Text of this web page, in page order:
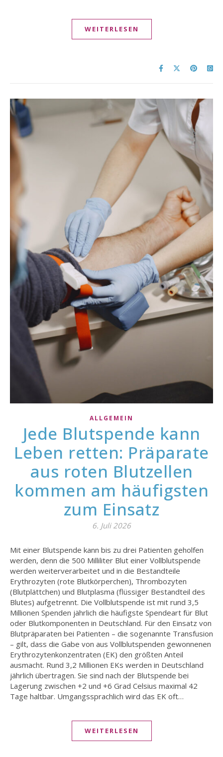
WEITERLESEN
ALLGEMEIN
Jede Blutspende kann
Leben retten: Präparate
aus roten Blutzellen
kommen am häufigsten
zum Einsatz
6. Juli 2026
Mit einer Blutspende kann bis zu drei Patienten geholfen
werden, denn die 500 Milliliter Blut einer Vollblutspende
werden weiterverarbeitet und in die Bestandteile
Erythrozyten (rote Blutkörperchen), Thrombozyten
(Blutplättchen) und Blutplasma (flüssiger Bestandteil des
Blutes) aufgetrennt. Die Vollblutspende ist mit rund 3,5
Millionen Spenden jährlich die häufigste Spendeart für Blut
oder Blutkomponenten in Deutschland. Für den Einsatz von
Blutpräparaten bei Patienten – die sogenannte Transfusion
– gilt, dass die Gabe von aus Vollblutspenden gewonnenen
Erythrozytenkonzentraten (EK) den größten Anteil
ausmacht. Rund 3,2 Millionen EKs werden in Deutschland
jährlich übertragen. Sie sind nach der Blutspende bei
Lagerung zwischen +2 und +6 Grad Celsius maximal 42
Tage haltbar. Umgangssprachlich wird das EK oft…
WEITERLESEN